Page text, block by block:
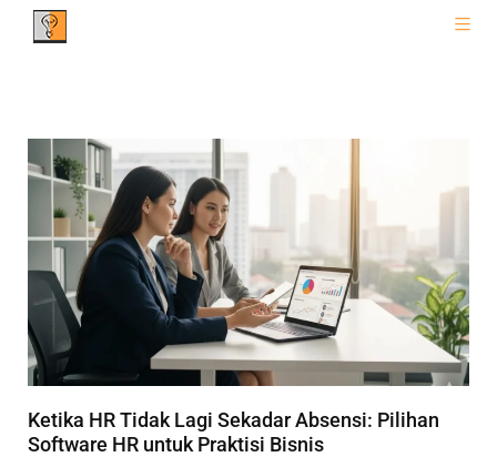
Ketika HR Tidak Lagi Sekadar Absensi: Pilihan
Software HR untuk Praktisi Bisnis